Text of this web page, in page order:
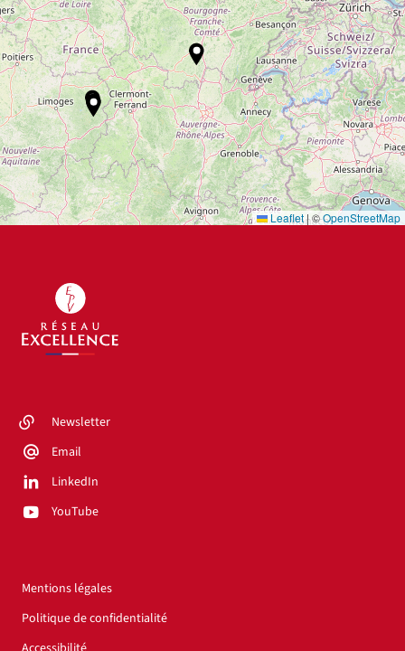
Leaflet|©OpenStreetMap
Newsletter
Email
LinkedIn
YouTube
Mentions légales
Politique de confidentialité